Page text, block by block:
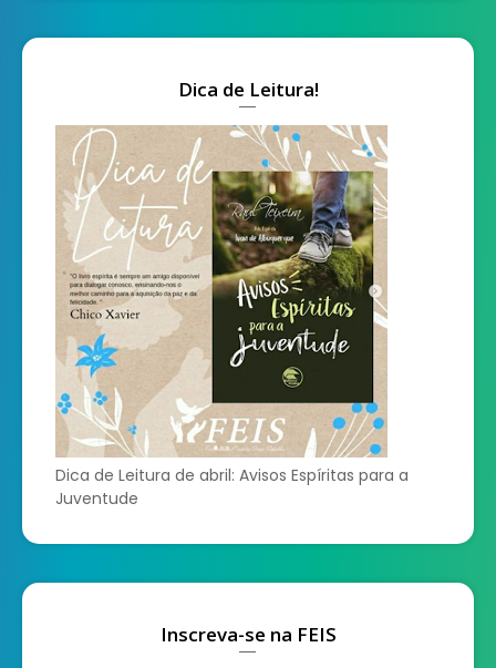
Dica de Leitura!
Dica de Leitura de abril: Avisos Espíritas para a
Juventude
Inscreva-se na FEIS